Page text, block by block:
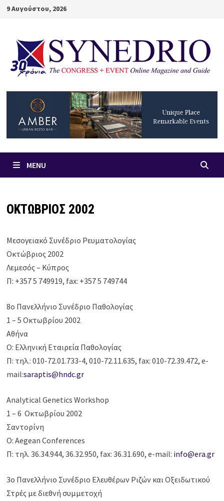
Skip9 Αυγούστου, 2026
MENU
ΟΚΤΩΒΡΙΟΣ 2002
Μεσογειακό Συνέδριο Ρευματολογίας
Οκτώβριος 2002
Λεμεσός – Κύπρος
Π: +357 5 749919, fax: +357 5 749744
8ο Πανελλήνιο Συνέδριο Παθολογίας
1 – 5 Οκτωβρίου 2002
Αθήνα
Ο: Ελληνική Εταιρεία Παθολογίας
Π: τηλ.: 010-72.01.733-4, 010-72.11.635, fax: 010-72.39.472, e-
mail:saraptis@hndc.gr
Analytical Genetics Workshop
1 – 6 Οκτωβρίου 2002
Σαντορίνη
Ο: Aegean Conferences
Π: τηλ. 36.34.944, 36.32.950, fax: 36.31.690, e-mail: info@era.gr
3ο Πανελλήνιο Συνέδριο Ελευθέρων Ριζών και Οξειδωτικού
Στρές με διεθνή συμμετοχή